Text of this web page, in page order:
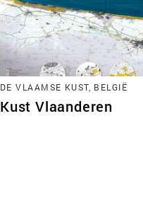
DE VLAAMSE KUST, BELGIË
Kust Vlaanderen